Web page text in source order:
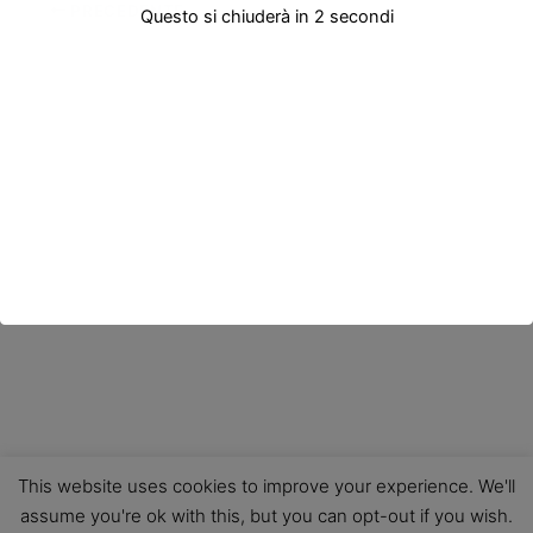
PRECEDENTE
This website uses cookies to improve your experience. We'll
assume you're ok with this, but you can opt-out if you wish.
Questo si chiuderà in 2 secondi